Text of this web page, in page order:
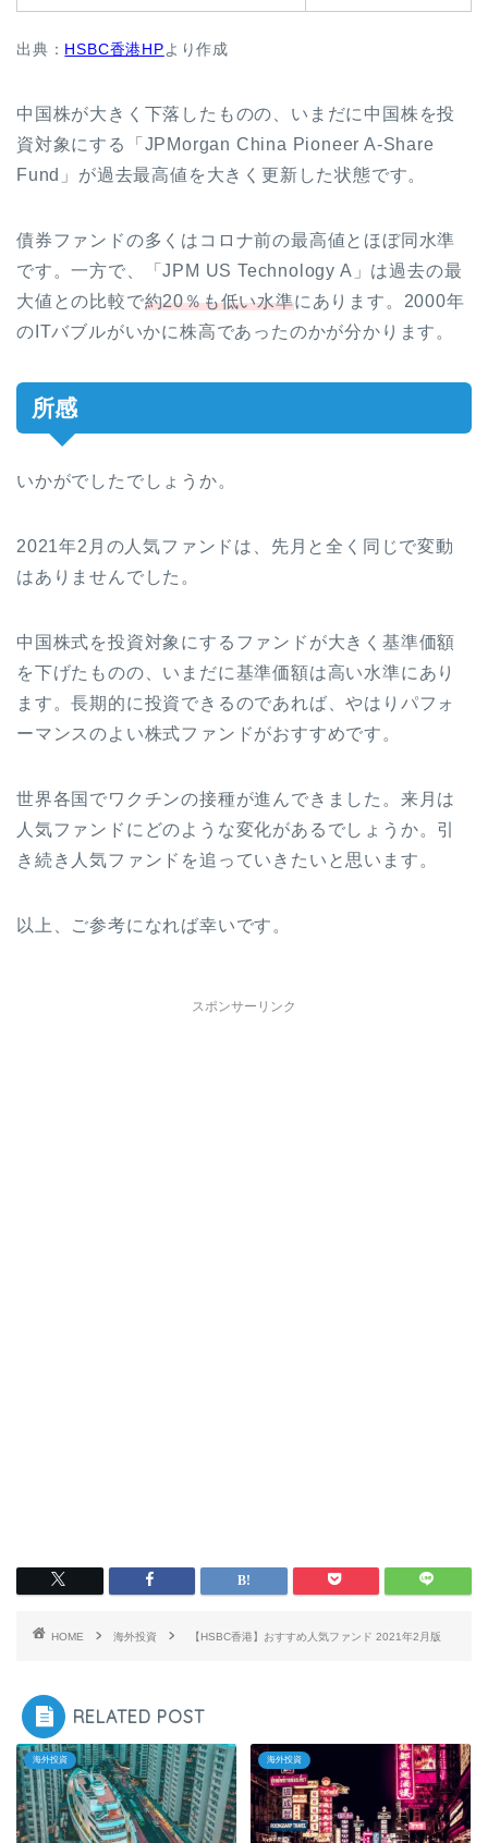
出典： HSBC香港HPより作成
中国株が大きく下落したものの、いまだに中国株を投
資対象にする
「JPMorgan China Pioneer A-Share
Fund」が過去最高値を大きく更新した状態です。
債券ファンドの多くはコロナ前の最高値とほぼ同水準
です。一方で、「JPM US Technology A」は過去の最
大値との比較で約20％も低い水準にあります。2000年
のI Tバブルがいかに株高であったのかが分かります。
所感
いかがでしたでしょうか。
2021年2月の人気ファンドは、先月と全く同じで変動
はありませんでした。
中国株式を投資対象にするファンドが大きく基準価額
を下げたものの、いまだに基準価額は高い水準にあり
ます。長期的に投資できるのであれば、やはりパフォ
ーマンスのよい株式ファンドがおすすめです。
世界各国でワクチンの接種が進んできました。来月は
人気ファンドにどのような変化があるでしょうか。引
き続き人気ファンドを追っていきたいと思います。
以上、ご参考になれば幸いです。
スポンサーリンク
HOME 海外投資 【HSBC香港】おすすめ人気ファンド 2021年2月版
RELATED POST
海外投資 海外投資